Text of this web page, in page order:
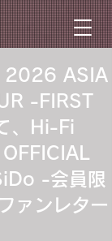
2026 ASIA
-FIRST
、Hi-Fi
-会員限
ァンレター